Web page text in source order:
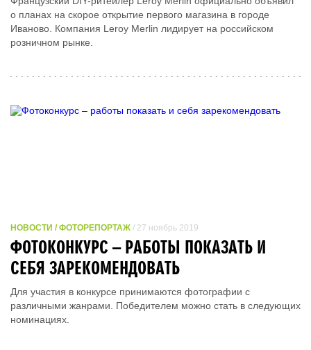
о планах на скорое открытие первого магазина в городе
Иваново. Компания Leroy Merlin лидирует на российском
розничном рынке.
НОВОСТИ / ФОТОРЕПОРТАЖ / 27 ноябрь 2019
ФОТОКОНКУРС – РАБОТЫ ПОКАЗАТЬ И
СЕБЯ ЗАРЕКОМЕНДОВАТЬ
Для участия в конкурсе принимаются фотографии с
различными жанрами. Победителем можно стать в следующих
номинациях.